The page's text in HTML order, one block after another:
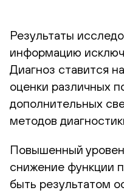
Результаты
информацию
Диагноз ставится
оценки различных
дополнительных
методов
Повышенный
снижение функции
быть результатом